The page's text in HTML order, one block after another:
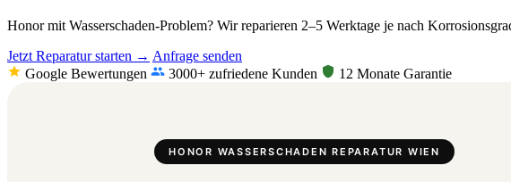
Honor mit Wasserschaden-Problem? Wir reparieren 2–5 Werktage je nach
Jetzt Reparatur starten → Anfrage senden
Google Bewertungen
3000+ zufriedene Kunden 12 Monate Garantie
HONOR WASSERSCHADEN REPARATUR WIEN